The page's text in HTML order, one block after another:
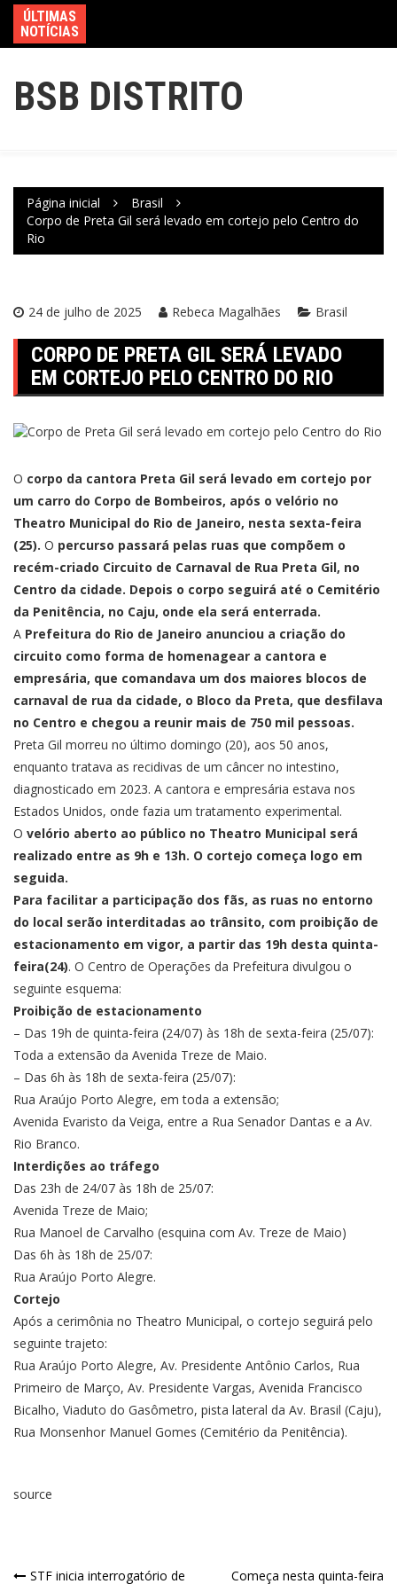
ÚLTIMAS
NOTÍCIAS
BSB DISTRITO
Página inicial
Brasil
Corpo de Preta Gil será levado em cortejo pelo Centro do
Rio
24 de julho de 2025 Rebeca Magalhães Brasil
CORPO DE PRETA GIL SERÁ LEVADO
EM CORTEJO PELO CENTRO DO RIO
O corpo da cantora Preta Gil será levado em cortejo por
um carro do Corpo de Bombeiros, após o velório no
Theatro Municipal do Rio de Janeiro, nesta sexta-feira
(25). O percurso passará pelas ruas que compõem o
recém-criado Circuito de Carnaval de Rua Preta Gil, no
Centro da cidade. Depois o corpo seguirá até o Cemitério
da Penitência, no Caju, onde ela será enterrada.
A Prefeitura do Rio de Janeiro anunciou a criação do
circuito como forma de homenagear a cantora e
empresária, que comandava um dos maiores blocos de
carnaval de rua da cidade, o Bloco da Preta, que desfilava
no Centro e chegou a reunir mais de 750 mil pessoas.
Preta Gil morreu no último domingo (20), aos 50 anos,
enquanto tratava as recidivas de um câncer no intestino,
diagnosticado em 2023. A cantora e empresária estava nos
Estados Unidos, onde fazia um tratamento experimental.
O velório aberto ao público no Theatro Municipal será
realizado entre as 9h e 13h. O cortejo começa logo em
seguida.
Para facilitar a participação dos fãs, as ruas no entorno
do local serão interditadas ao trânsito, com proibição de
estacionamento em vigor, a partir das 19h desta quinta-
feira(24). O Centro de Operações da Prefeitura divulgou o
seguinte esquema:
Proibição de estacionamento
– Das 19h de quinta-feira (24/07) às 18h de sexta-feira (25/07):
Toda a extensão da Avenida Treze de Maio.
– Das 6h às 18h de sexta-feira (25/07):
Rua Araújo Porto Alegre, em toda a extensão;
Avenida Evaristo da Veiga, entre a Rua Senador Dantas e a Av.
Rio Branco.
Interdições ao tráfego
Das 23h de 24/07 às 18h de 25/07:
Avenida Treze de Maio;
Rua Manoel de Carvalho (esquina com Av. Treze de Maio)
Das 6h às 18h de 25/07:
Rua Araújo Porto Alegre.
Cortejo
Após a cerimônia no Theatro Municipal, o cortejo seguirá pelo
seguinte trajeto:
Rua Araújo Porto Alegre, Av. Presidente Antônio Carlos, Rua
Primeiro de Março, Av. Presidente Vargas, Avenida Francisco
Bicalho, Viaduto do Gasômetro, pista lateral da Av. Brasil (Caju),
Rua Monsenhor Manuel Gomes (Cemitério da Penitência).
source
STF inicia interrogatório de
Começa nesta quinta-feira